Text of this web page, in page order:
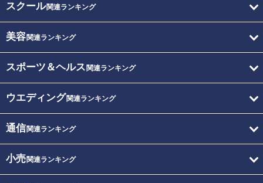
スクール関連ランキング
美容関連ランキング
スポーツ＆ヘルス 関連ランキング
ウエディング関連ランキング
通信関連ランキング
小売関連ランキング